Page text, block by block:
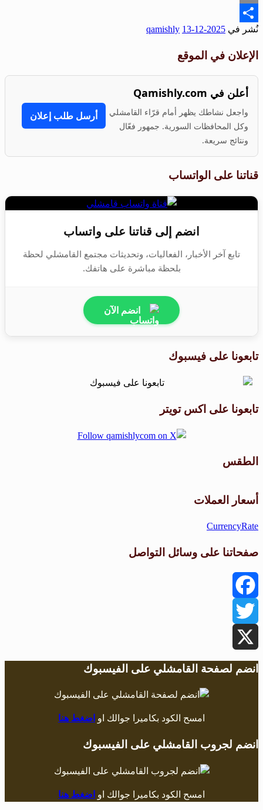
Email
Share
نُشر في 2025-12-13
qamishly
الإعلان في الموقع
أعلن في Qamishly.com
واجعل نشاطك يظهر أمام قرّاء القامشلي
وكل المحافظات السورية. جمهور فعّال
ونتائج سريعة.
أرسل طلب إعلان
قناتنا على الواتساب
انضم إلى قناتنا على واتساب
تابع آخر الأخبار، الفعاليات، وتحديثات مجتمع القامشلي لحظة
بلحظة مباشرة على هاتفك.
انضم الآن
تابعونا على فيسبوك
تابعونا على اكس تويتر
الطقس
أسعار العملات
CurrencyRate
صفحاتنا على وسائل التواصل
Facebook
Twitter
X
انضم لصفحة القامشلي على الفيسبوك
امسح الكود بكاميرا جوالك او اضغط هنا
انضم لجروب القامشلي على الفيسبوك
امسح الكود بكاميرا جوالك او اضغط هنا